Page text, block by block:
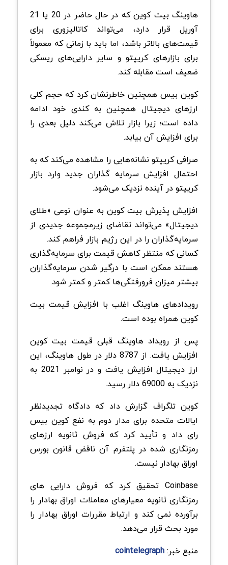
هاوینگ بیت کوین که در حال حاضر در 20 یا 21
آوریل قرار دارد، می‌تواند کاتالیزوری برای
قیمت‌های بالاتر باشد، اما باید با زمانی که معمولاً
برای بازارهای کریپتو و سایر دارایی‌های ریسکی
ضعیف است مقابله کند.
کوین بیس همچنین خاطرنشان کرد که حجم کلی
ارزهای دیجیتال همچنین به کندی خود ادامه
داده است؛ زیرا بازار تلاش می‌کند دلیل بعدی را
برای افزایش آن بیابد.
صرافی کریپتو نشانه‌هایی را مشاهده می‌کند که به
احتمال افزایش سرمایه گذاران جدید وارد بازار
کریپتو در آینده نزدیک می‌شود.
افزایش پذیرش بیت کوین به عنوان نوعی «طلای
دیجیتال» می‌تواند تقاضای زیرمجموعه جدیدی از
سرمایه‌گذاران را در این رژیم بازار فراهم کند.
کسانی که منتظر کاهش قیمت برای سرمایه‌گذاری
هستند ممکن است با درگیر شدن سرمایه‌گذاران
بیشتر میزان فرورفتگی‌ها کمتر و کمتر شود.
رویدادهای هاوینگ اغلب با افزایش قیمت بیت
کوین همراه بوده است.
پس از رویداد هاوینگ قبلی قیمت بیت کوین
افزایش یافت. از 8787 دلار در طول هاوینگ، این
ارز دیجیتال افزایش یافت و در نوامبر 2021 به
نزدیک به 69000 دلار رسید.
کوین تلگراف گزارش داد که دادگاه تجدیدنظر
ایالات متحده برای مدار دوم به نفع کوین بیس
رای داد و تأیید کرد که فروش ثانویه ارزهای
رمزنگاری شده در پلتفرم آن ناقض قانون بورس
اوراق بهادار نیست.
Coinbase تحقیق کرد که فروش دارایی های
رمزنگاری ثانویه معیارهای معاملات اوراق بهادار را
برآورده نمی کند و ارتباط مقررات اوراق بهادار را
مورد بحث قرار می‌دهد.
منبع خبر:cointelegraph